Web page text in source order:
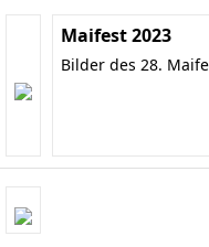
Maifest 2023
Bilder des 28.